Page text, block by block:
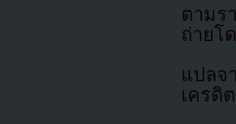
ตาม
ถ่ายโ
แปล
เครดิ